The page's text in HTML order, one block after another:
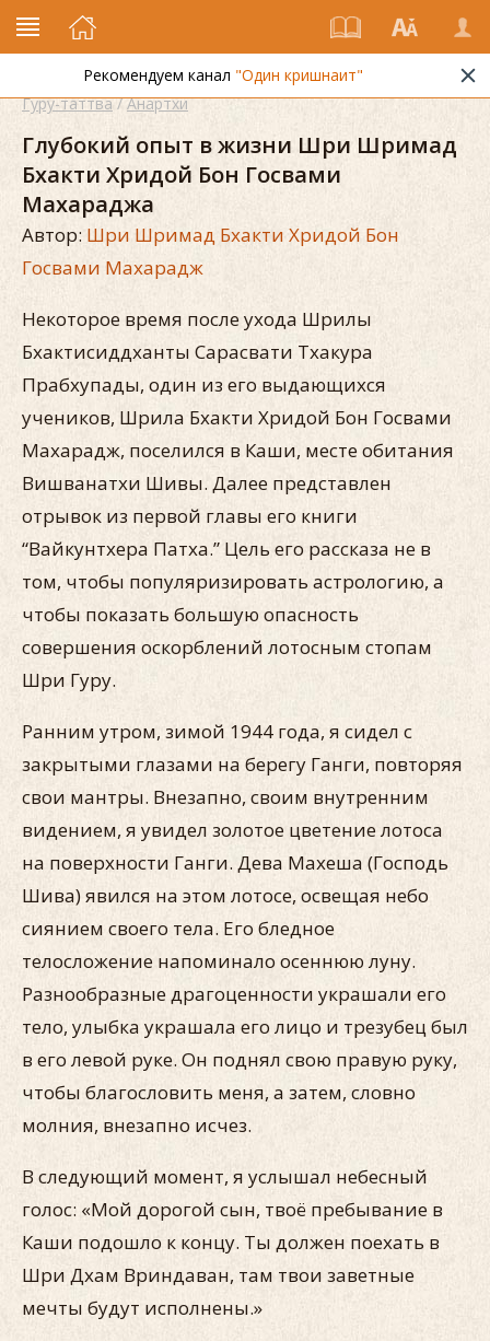
Рекомендуем канал "Один кришнаит"
Гуру-таттва/Анартхи
Глубокий опыт в жизни Шри Шримад
Бхакти Хридой Бон Госвами
Махараджа
Автор: Шри Шримад Бхакти Хридой Бон
Госвами Махарадж
Некоторое время после ухода Шрилы
Бхактисиддханты Сарасвати Тхакура
Прабхупады, один из его выдающихся
учеников, Шрила Бхакти Хридой Бон Госвами
Махарадж, поселился в Каши, месте обитания
Вишванатхи Шивы. Далее представлен
отрывок из первой главы его книги
“Вайкунтхера Патха.” Цель его рассказа не в
том, чтобы популяризировать астрологию, а
чтобы показать большую опасность
совершения оскорблений лотосным стопам
Шри Гуру.
Ранним утром, зимой 1944 года, я сидел с
закрытыми глазами на берегу Ганги, повторяя
свои мантры. Внезапно, своим внутренним
видением, я увидел золотое цветение лотоса
на поверхности Ганги. Дева Махеша (Господь
Шива) явился на этом лотосе, освещая небо
сиянием своего тела. Его бледное
телосложение напоминало осеннюю луну.
Разнообразные драгоценности украшали его
тело, улыбка украшала его лицо и трезубец был
в его левой руке. Он поднял свою правую руку,
чтобы благословить меня, а затем, словно
молния, внезапно исчез.
В следующий момент, я услышал небесный
голос: «Мой дорогой сын, твоё пребывание в
Каши подошло к концу. Ты должен поехать в
Шри Дхам Вриндаван, там твои заветные
мечты будут исполнены.»